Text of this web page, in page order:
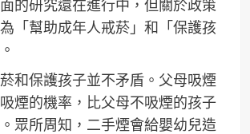
的研究還在進行中，但關於政策
「幫助成年人戒菸」和「保護孩
和保護孩子並不矛盾。父母吸煙
煙的機率，比父母不吸煙的孩子
眾所周知，二手煙會給嬰幼兒造